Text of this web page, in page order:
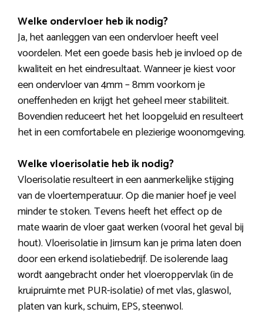
Welke ondervloer heb ik nodig?
Ja, het aanleggen van een ondervloer heeft veel
voordelen. Met een goede basis heb je invloed op de
kwaliteit en het eindresultaat. Wanneer je kiest voor
een ondervloer van 4mm – 8mm voorkom je
oneffenheden en krijgt het geheel meer stabiliteit.
Bovendien reduceert het het loopgeluid en resulteert
het in een comfortabele en plezierige woonomgeving.
Welke vloerisolatie heb ik nodig?
Vloerisolatie resulteert in een aanmerkelijke stijging
van de vloertemperatuur. Op die manier hoef je veel
minder te stoken. Tevens heeft het effect op de
mate waarin de vloer gaat werken (vooral het geval bij
hout). Vloerisolatie in Jirnsum kan je prima laten doen
door een erkend isolatiebedrijf. De isolerende laag
wordt aangebracht onder het vloeroppervlak (in de
kruipruimte met PUR-isolatie) of met vlas, glaswol,
platen van kurk, schuim, EPS, steenwol.